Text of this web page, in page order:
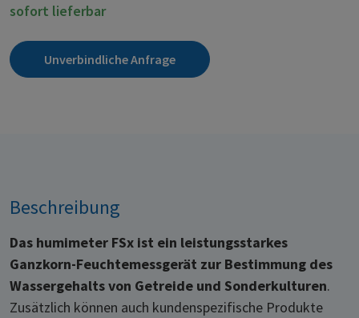
sofort lieferbar
Unverbindliche Anfrage
Beschreibung
Das humimeter FSx ist ein leistungsstarkes
Ganzkorn-Feuchtemessgerät zur Bestimmung des
Wassergehalts von Getreide und Sonderkulturen.
Zusätzlich können auch kundenspezifische Produkte